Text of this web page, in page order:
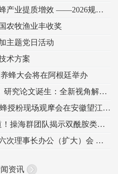
持续推进规模化进程，促进蜂产业提质增效 ——2026规模化蜂业交流观摩会在新疆举行
农牧渔业丰收奖
主题党日活动
术方案
蜂大会将在阿根廷举办
国内蜜蜂领域首篇《Nature》研究论文诞生：全新视角解读蜂王发育的“建筑密码”
“协同发展 双向增收”油菜蜜蜂授粉现场观摩会在安徽望江举办
《Science Bulletin》封面报道！操海群团队揭示双酰胺类杀虫剂影响蜜蜂蜂王生殖
中国养蜂学会召开第九届第六次理事长办公（扩大）会 锚定“十五五” 谋划蜂业高质量发展
资讯